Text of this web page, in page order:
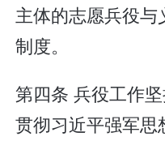
主体的志愿兵役
制度。
第四条 兵役工作
贯彻习近平强军